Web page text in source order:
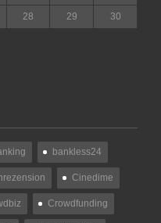
28 29 30
bankless24
Cinedime
Crowdfunding